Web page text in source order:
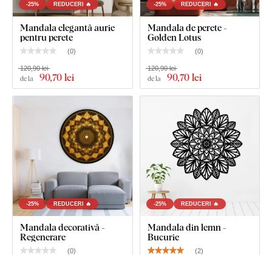
-25% REDUCERI 🔥
Mandala elegantă aurie
pentru perete
(0)
de la 90,70 lei
120,90 lei
-25% REDUCERI 🔥
Mandala de perete -
Golden Lotus
(0)
de la 90,70 lei
120,90 lei
-25% REDUCERI 🔥
Mandala decorativă -
Regenerare
(0)
-25% REDUCERI 🔥
Mandala din lemn -
Bucurie
(2)